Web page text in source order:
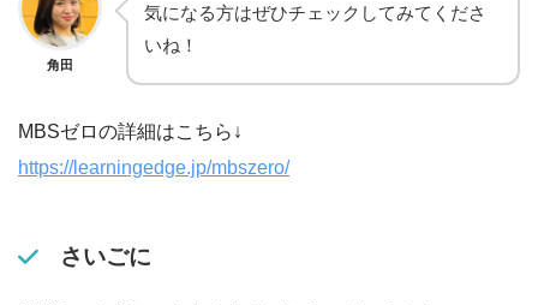
角田
気になる方はぜひチェックしてみてくださ
いね！
MBSゼロの詳細はこちら↓
https://learningedge.jp/mbszero/
さいごに